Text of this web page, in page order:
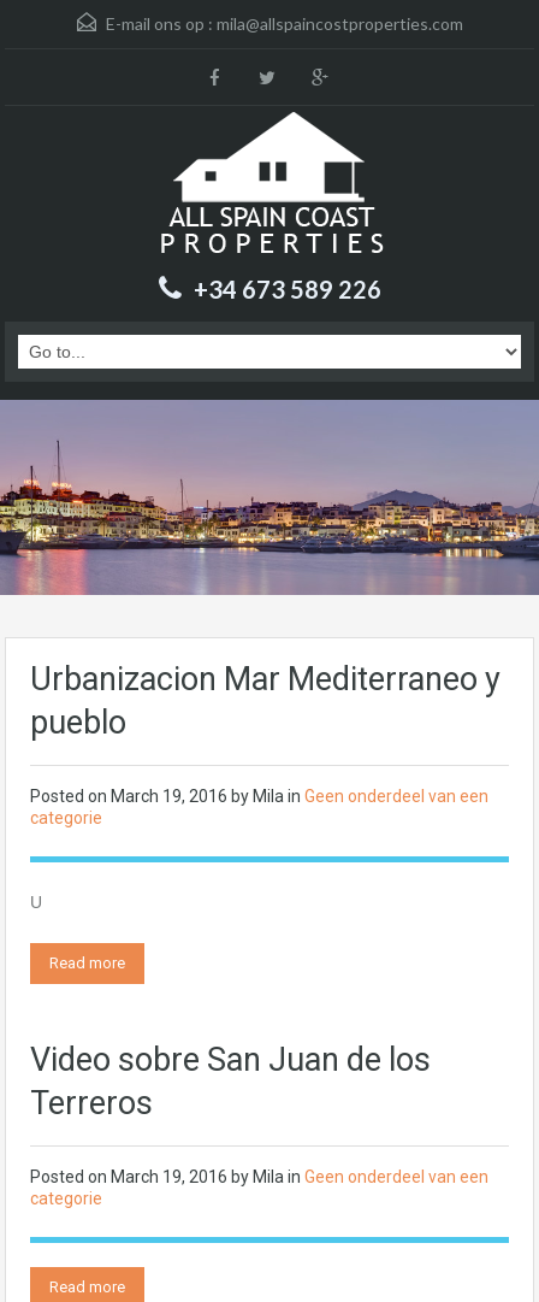
E-mail ons op : mila@allspaincostproperties.com
+34 673 589 226
Urbanizacion Mar Mediterraneo y
pueblo
Posted on March 19, 2016 by Mila in Geen onderdeel van een
categorie
U
Read more
Video sobre San Juan de los
Terreros
Posted on March 19, 2016 by Mila in Geen onderdeel van een
categorie
Read more